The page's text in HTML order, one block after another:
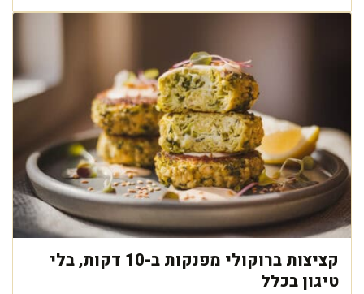
קציצות ברוקולי מפנקות ב-10 דקות, בלי
טיגון בכלל